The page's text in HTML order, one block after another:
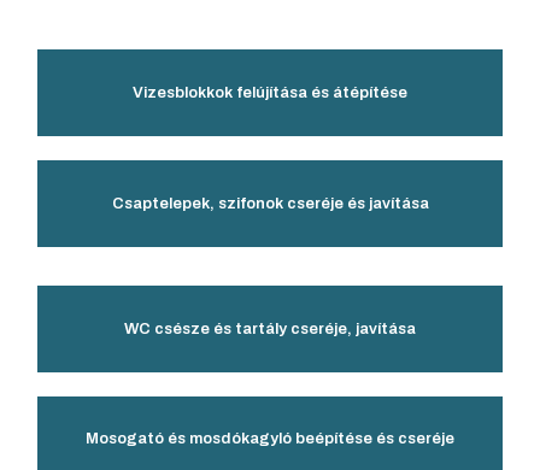
Vizesblokkok felújítása és átépítése​
Csaptelepek, szifonok cseréje és javítása​
WC csésze és tartály cseréje, javítása​
Mosogató és mosdókagyló beépítése és cseréje​